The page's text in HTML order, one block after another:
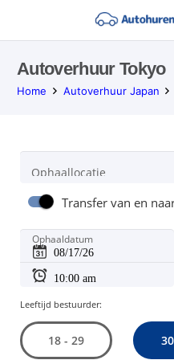
Autoverhuur Tokyo
Home Autoverhuur Japan
Ophaallocatie
Transfer van en
Ophaaldatum
Leeftijd bestuurder:
18 - 29